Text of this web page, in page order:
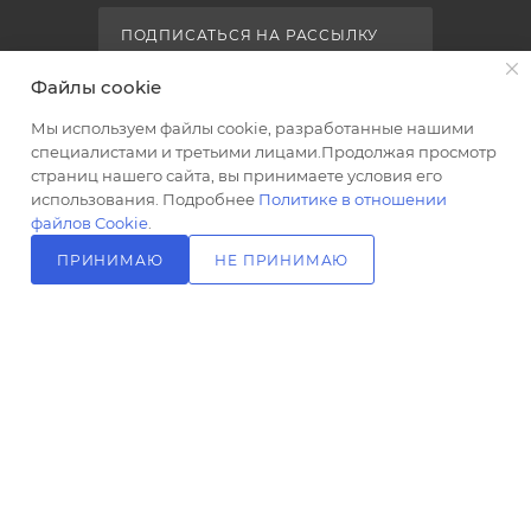
20
Способ
планка
Область
применения
бытовая
Поверхность
ПОДПИСАТЬСЯ НА РАССЫЛКУ
info@l-24.ru
125481 г. Москва, ул. Свободы, д.
Файлы cookie
Мы используем файлы cookie, разработанные нашими
специалистами и третьими лицами.Продолжая просмотр
страниц нашего сайта, вы принимаете условия его
использования. Подробнее Политике в отношении
файлов Cookie
ПРИНИМАЮ НЕ ПРИНИМАЮ